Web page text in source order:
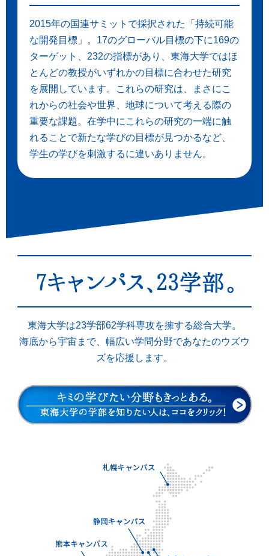
2015年の国連サミットで採択された「持続可能
な開発目標」。17のグローバル目標の下に169の
ターゲット、232の指標があり、東海大学ではほ
とんどの教授がいずれかの目標に合わせた研究
を展開しています。これらの研究は、まさにこ
れからの社会や世界、地球について考える際の
重要な課題。在学中にこれらの研究の一端に触
れることで新たな学びの目標が見つかるなど、
学生の学びを刺激するに違いありません。
東海大学は23学部62学科専攻を擁する総合大学。
海底から宇宙まで、幅広い学問分野であなたのウズウ
ズを応援します。